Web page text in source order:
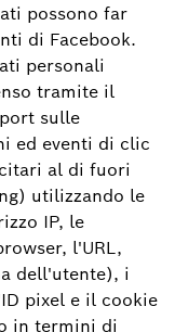
possono far
di Facebook.
personali
tramite il
sulle
ed eventi di clic
al di fuori
utilizzando le
IP, le
l'URL,
dell'utente), i
pixel e il cookie
in termini di